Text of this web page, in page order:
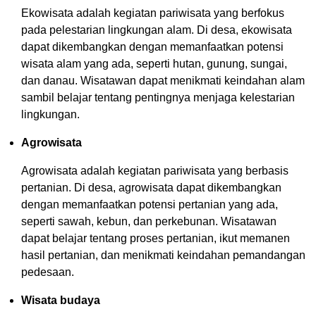
Ekowisata adalah kegiatan pariwisata yang berfokus
pada pelestarian lingkungan alam. Di desa, ekowisata
dapat dikembangkan dengan memanfaatkan potensi
wisata alam yang ada, seperti hutan, gunung, sungai,
dan danau. Wisatawan dapat menikmati keindahan alam
sambil belajar tentang pentingnya menjaga kelestarian
lingkungan.
Agrowisata
Agrowisata adalah kegiatan pariwisata yang berbasis
pertanian. Di desa, agrowisata dapat dikembangkan
dengan memanfaatkan potensi pertanian yang ada,
seperti sawah, kebun, dan perkebunan. Wisatawan
dapat belajar tentang proses pertanian, ikut memanen
hasil pertanian, dan menikmati keindahan pemandangan
pedesaan.
Wisata budaya